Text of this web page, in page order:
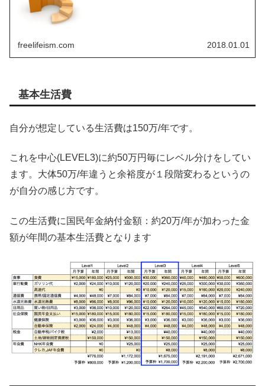
freelifeism.com 2018.01.01
基本生活費
自分が想定している生活費は150万/年です。
これを中心(LEVEL3)に約50万円毎にレベル分けをしてい
ます。大体50万/年違うと余裕度が１段階変わるというの
が自分の感じ方です。
この生活費に国民年金納付金額：約20万/年が加わった金
額が年間の基本生活費となります